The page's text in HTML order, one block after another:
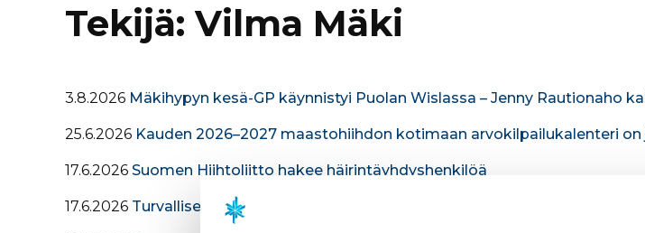
Tekijä:Vilma Mäki
3.8.2026 Mäkihypyn kesä-GP käynnistyi Puolan Wislassa – Jenny Rautionaho
25.6.2026 Kauden 2026–2027 maastohiihdon kotimaan arvokilpailukalenteri
17.6.2026 Suomen Hiihtoliitto hakee häirintäyhdyshenkilöä
17.6.2026 Turvallisemman toimintaympäristön periaatteet käyttöön